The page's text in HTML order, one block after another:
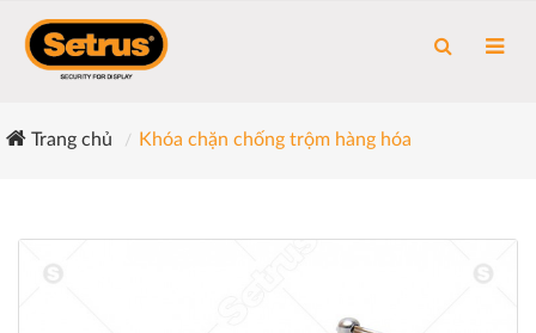
Trang chủ Khóa chặn chống trộm hàng hóa